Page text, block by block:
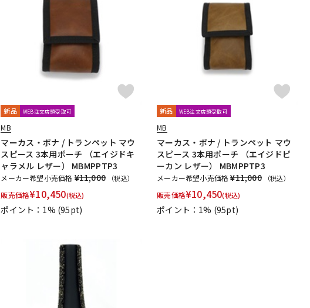
新品 WEB注文店頭受取可
MB
マーカス・ボナ / トランペット マウ
スピース 3本用ポーチ （エイジドキ
ャラメル レザー） MBMPPTP3
メーカー希望小売価格 ¥11,000 （税込）
販売価格¥10,450(税込)
ポイント：1% (95pt)
新品 WEB注文店頭受取可
MB
マーカス・ボナ / トランペット マウ
スピース 3本用ポーチ （エイジドピ
ーカン レザー） MBMPPTP3
メーカー希望小売価格¥11,000 （税込）
販売価格¥10,450(税込)
ポイント：1% (95pt)